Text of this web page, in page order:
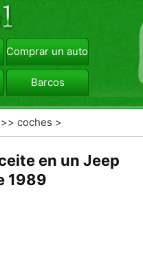
Comprar un automóvil
Barcos
>>coches >
en un Jeep
1989